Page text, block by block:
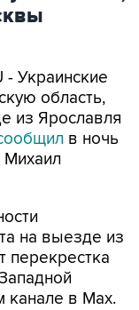
- Украинские
область,
из Ярославля
в ночь
Михаил
на выезде из
перекрестка
канале в Мах.